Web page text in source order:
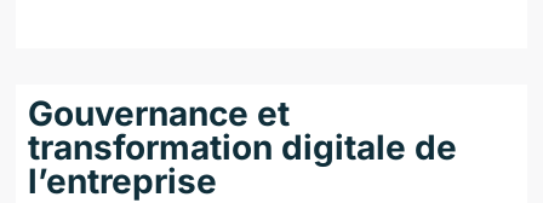
Gouvernance et
transformation digitale de
l’entreprise